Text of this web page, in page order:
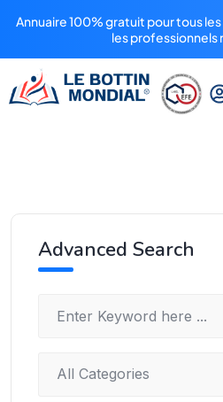
Annuaire 100% gratuit pour tous les
les professionnels
Advanced Search
All Categories